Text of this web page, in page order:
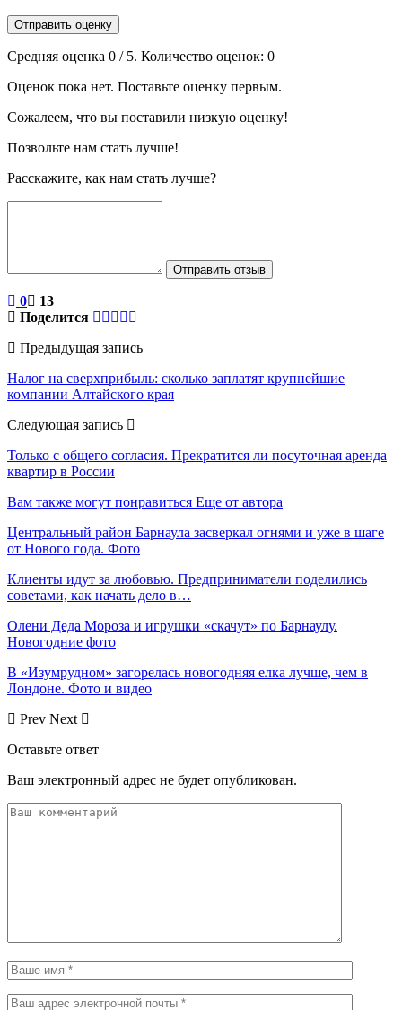
Отправить оценку
Средняя оценка 0 / 5. Количество оценок: 0
Оценок пока нет. Поставьте оценку первым.
Сожалеем, что вы поставили низкую оценку!
Позвольте нам стать лучше!
Расскажите, как нам стать лучше?
Отправить отзыв
0
13
Поделится
Предыдущая запись
Налог на сверхприбыль: сколько заплатят крупнейшие
компании Алтайского края
Следующая запись
Только с общего согласия. Прекратится ли посуточная аренда
квартир в России
Вам также могут понравиться Еще от автора
Центральный район Барнаула засверкал огнями и уже в шаге
от Нового года. Фото
Клиенты идут за любовью. Предприниматели поделились
советами, как начать дело в…
Олени Деда Мороза и игрушки «скачут» по Барнаулу.
Новогодние фото
В «Изумрудном» загорелась новогодняя елка лучше, чем в
Лондоне. Фото и видео
Prev Next
Оставьте ответ
Ваш электронный адрес не будет опубликован.